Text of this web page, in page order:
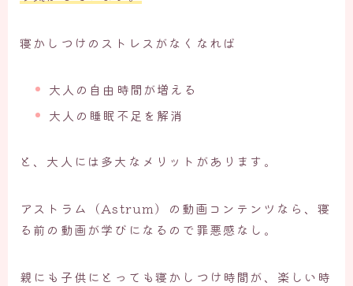
寝かしつけのストレスがなくなれば
大人の自由時間が増える
大人の睡眠不足を解消
と、大人には多大なメリットがあります。
アストラム（Astrum）の動画コンテンツなら、寝
る前の動画が学びになるので罪悪感なし。
親にも子供にとっても寝かしつけ時間が、楽しい時